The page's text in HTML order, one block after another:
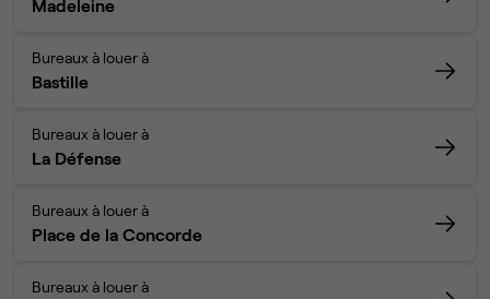
Madeleine
Bureaux à louer à
Bastille
Bureaux à louer à
La Défense
Bureaux à louer à
Place de la Concorde
Bureaux à louer à